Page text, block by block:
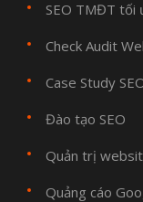
SEO TMĐT tối
Check Audit
Case Study
Đào tạo SEO
Quản trị
Quảng cáo